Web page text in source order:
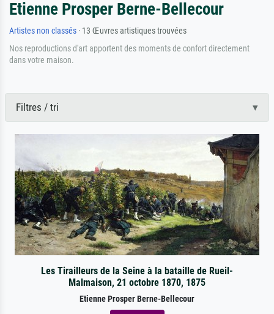
Etienne Prosper Berne-Bellecour
Artistes non classés · 13 Œuvres artistiques trouvées
Nos reproductions d'art apportent des moments de confort directement
dans votre maison.
Filtres / tri
Les Tirailleurs de la Seine à la bataille de Rueil-
Malmaison, 21 octobre 1870, 1875
Etienne Prosper Berne-Bellecour